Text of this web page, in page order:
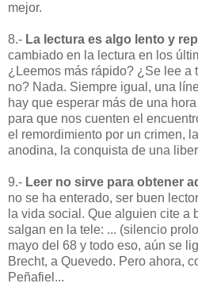
mejor.
8.- La lectura es algo lento y
cambiado en la lectura en los
¿Leemos más rápido? ¿Se lee a
no? Nada. Siempre igual, una
hay que esperar más de una
para que nos cuenten el
el remordimiento por un crimen,
anodina, la conquista de una
9.- Leer no sirve para obtener
no se ha enterado, ser buen
la vida social. Que alguien cite a
salgan en la tele: ... (silencio
mayo del 68 y todo eso, aún se
Brecht, a Quevedo. Pero ahora,
Peñafiel...